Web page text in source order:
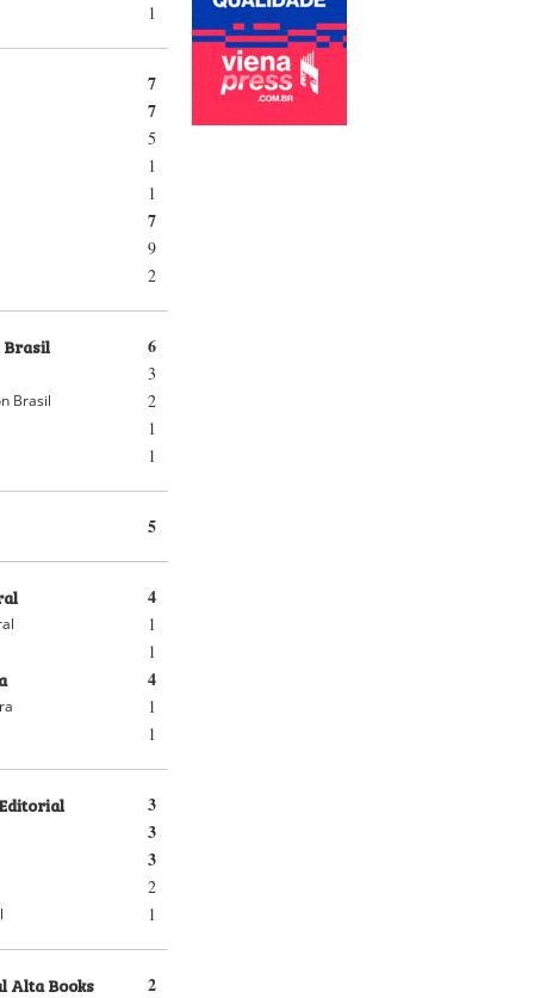
1
7
7
5
1
1
7
9
2
6
3
2
Brasil
1
1
5
4
1
1
4
1
1
3
3
3
2
1
2
Alta Books